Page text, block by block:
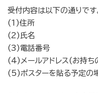
受付内容は以下の通りです
(1)住所
(2)氏名
(3)電話番号
(4)メールアドレス(お持ち
(5)ポスターを貼る予定の